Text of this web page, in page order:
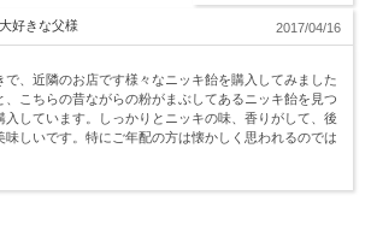
好きな父様 2017/04/16
で、近隣のお店です様々なニッキ飴を購入してみました
、こちらの昔ながらの粉がまぶしてあるニッキ飴を見つ
入しています。しっかりとニッキの味、香りがして、後
味しいです。特にご年配の方は懐かしく思われるのでは